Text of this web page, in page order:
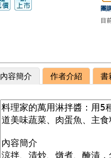
團
目
內容簡介 作者介紹 書